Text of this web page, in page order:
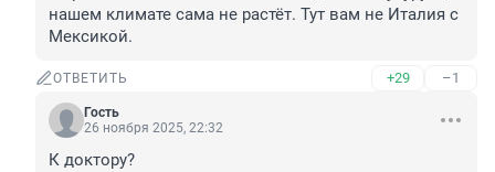
нашем климате сама не растёт. Тут вам не Италия с
Мексикой.
ОТВЕТИТЬ +29 –1
Гость
26 ноября 2025, 22:32
К доктору?